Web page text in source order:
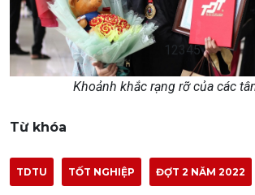
1 2345
Khoảnh khắc rạng rỡ của các
Từ khóa
TDTU TỐT NGHIỆP ĐỢT 2 NĂM 2022